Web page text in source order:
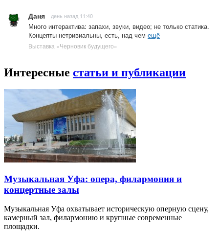
Даня день назад 11:40
Много интерактива: запахи, звуки, видео; не только статика.
Концепты нетривиальны, есть, над чем ещё
Выставка «Черновик будущего»
Интересные статьи и публикации
Музыкальная Уфа: опера, филармония и
концертные залы
Музыкальная Уфа охватывает историческую оперную сцену,
камерный зал, филармонию и крупные современные
площадки.